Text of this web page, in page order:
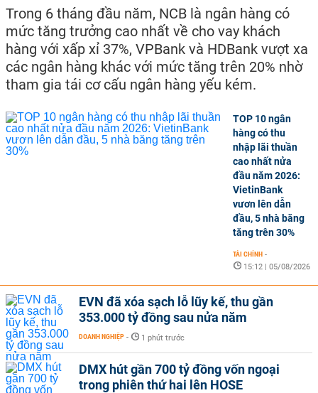
Trong 6 tháng đầu năm, NCB là ngân hàng có
mức tăng trưởng cao nhất về cho vay khách
hàng với xấp xỉ 37%, VPBank và HDBank vượt xa
các ngân hàng khác với mức tăng trên 20% nhờ
tham gia tái cơ cấu ngân hàng yếu kém.
TOP 10 ngân
hàng có thu
nhập lãi thuần
cao nhất nửa
đầu năm 2026:
VietinBank
vươn lên dẫn
đầu, 5 nhà băng
tăng trên 30%
TÀI CHÍNH -
15:12 | 05/08/2026
EVN đã xóa sạch lỗ lũy kế, thu gần
353.000 tỷ đồng sau nửa năm
DOANH NGHIỆP - 1 phút trước
DMX hút gần 700 tỷ đồng vốn ngoại
trong phiên thứ hai lên HOSE